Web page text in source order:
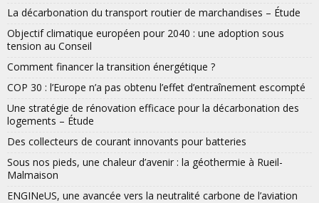
La décarbonation du transport routier de marchandises – Étude
Objectif climatique européen pour 2040 : une adoption sous
tension au Conseil
Comment financer la transition énergétique ?
COP 30 : l’Europe n’a pas obtenu l’effet d’entraînement escompté
Une stratégie de rénovation efficace pour la décarbonation des
logements – Étude
Des collecteurs de courant innovants pour batteries
Sous nos pieds, une chaleur d’avenir : la géothermie à Rueil-
Malmaison
ENGINeUS, une avancée vers la neutralité carbone de l’aviation